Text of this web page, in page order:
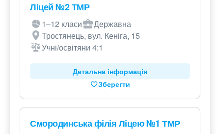
Ліцей №2 ТМР
1–12 класи
Державна
Тростянець, вул. Кеніга, 15
Учні/освітяни 4:1
Детальна інформація
Зберегти
Смородинська філія Ліцею №1 ТМР